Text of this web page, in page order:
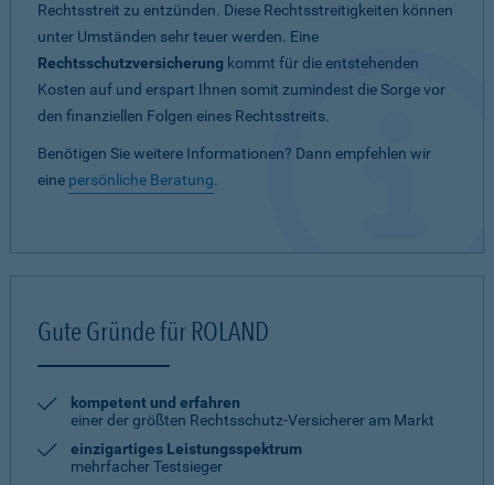
Rechtsstreit zu entzünden. Diese Rechtsstreitigkeiten können
unter Umständen sehr teuer werden. Eine
Rechtsschutzversicherung kommt für die entstehenden
Kosten auf und erspart Ihnen somit zumindest die Sorge vor
den finanziellen Folgen eines Rechtsstreits.
Benötigen Sie weitere Informationen? Dann empfehlen wir
eine persönliche Beratung.
Gute Gründe für ROLAND
kompetent und erfahren
einer der größten Rechtsschutz-Versicherer am Markt
einzigartiges Leistungsspektrum
mehrfacher Testsieger